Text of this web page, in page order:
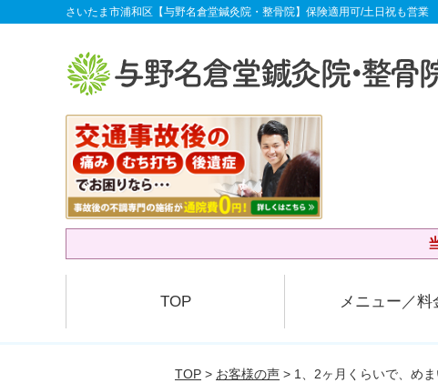
さいたま市浦和区【与野名倉堂鍼灸院・整骨院】保険適用可/土日祝も営業
TOP メニュー／料
TOP > お客様の声 > 1、2ヶ月くらいで、め